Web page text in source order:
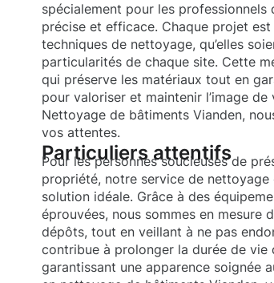
spécialement pour les
précise et efficace. Chaque projet
techniques de nettoyage, qu’elles
particularités de chaque site. Cette
qui préserve les matériaux tout en
pour valoriser et maintenir l’image
Nettoyage de bâtiments Vianden,
vos attentes.
Particuliers attentifs
Pour les personnes soucieuses de
propriété, notre service de
solution idéale. Grâce à des
éprouvées, nous sommes en mesure
dépôts, tout en veillant à ne pas
contribue à prolonger la durée de
garantissant une apparence soignée